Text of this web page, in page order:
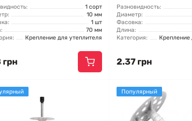
1 сорт
10 мм
1 шт
70 мм
Крепление для утеплителя
грн
Разновидность:
Диаметр:
Фасовка:
Длина:
Категория:
Крепление
2.37 грн
Популярный